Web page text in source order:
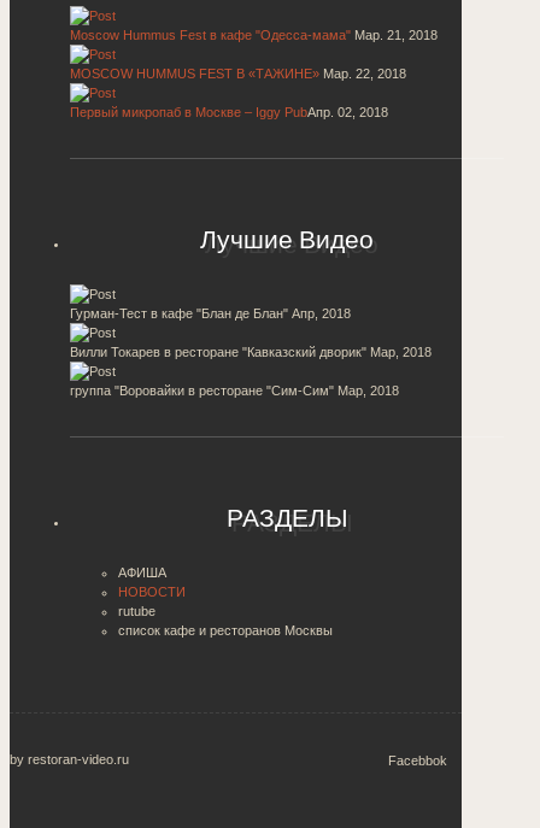
Moscow Hummus Fest в кафе "Одесса-мама" Мар. 21, 2018
MOSCOW HUMMUS FEST В «ТАЖИНЕ» Мар. 22, 2018
Первый микропаб в Москве – Iggy PubАпр. 02, 2018
Лучшие Видео
Гурман-Тест в кафе "Блан де Блан" Апр, 2018
Вилли Токарев в ресторане "Кавказский дворик" Мар, 2018
группа "Воровайки в ресторане "Сим-Сим" Мар, 2018
РАЗДЕЛЫ
АФИША
НОВОСТИ
rutube
список кафе и ресторанов Москвы
by restoran-video.ru Facebbok